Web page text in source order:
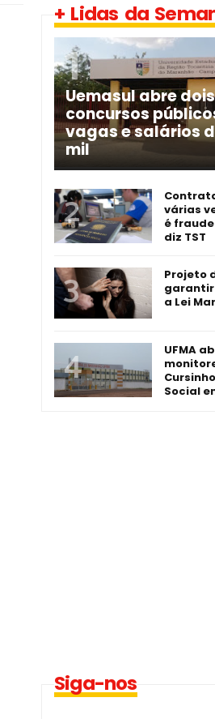
+ Lidas da
Uemasul abre dois
concursos
vagas e salários
mil
várias
é
diz TST
Projeto
garantir
a Lei
UFMA
Social
Siga-nos